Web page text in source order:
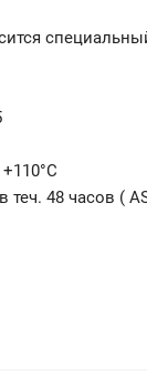
48 часов (